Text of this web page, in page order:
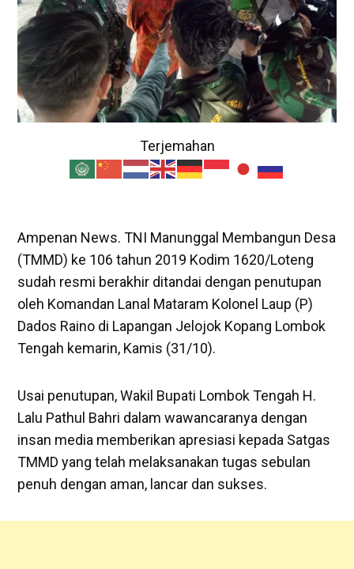
Terjemahan
Ampenan News. TNI Manunggal Membangun Desa
(TMMD) ke 106 tahun 2019 Kodim 1620/Loteng
sudah resmi berakhir ditandai dengan penutupan
oleh Komandan Lanal Mataram Kolonel Laup (P)
Dados Raino di Lapangan Jelojok Kopang Lombok
Tengah kemarin, Kamis (31/10).
Usai penutupan, Wakil Bupati Lombok Tengah H.
Lalu Pathul Bahri dalam wawancaranya dengan
insan media memberikan apresiasi kepada Satgas
TMMD yang telah melaksanakan tugas sebulan
penuh dengan aman, lancar dan sukses.